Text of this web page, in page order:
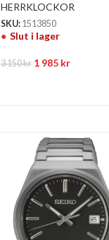
HERRKLOCKOR
SKU: 1513850
Slut i lager
3 150kr 1 985 kr